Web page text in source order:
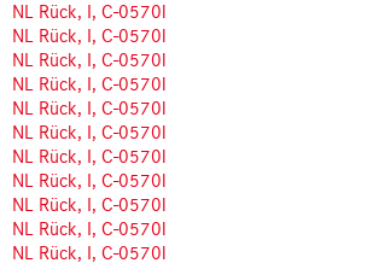
NL Rück, I, C-0570l
NL Rück, I, C-0570l
NL Rück, I, C-0570l
NL Rück, I, C-0570l
NL Rück, I, C-0570l
NL Rück, I, C-0570l
NL Rück, I, C-0570l
NL Rück, I, C-0570l
NL Rück, I, C-0570l
NL Rück, I, C-0570l
NL Rück, I, C-0570l